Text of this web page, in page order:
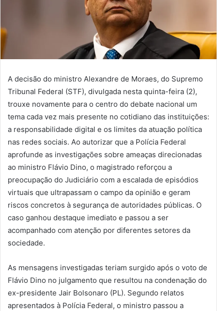
A decisão do ministro Alexandre de Moraes, do Supremo
Tribunal Federal (STF), divulgada nesta quinta-feira (2),
trouxe novamente para o centro do debate nacional um
tema cada vez mais presente no cotidiano das instituições:
a responsabilidade digital e os limites da atuação política
nas redes sociais. Ao autorizar que a Polícia Federal
aprofunde as investigações sobre ameaças direcionadas
ao ministro Flávio Dino, o magistrado reforçou a
preocupação do Judiciário com a escalada de episódios
virtuais que ultrapassam o campo da opinião e geram
riscos concretos à segurança de autoridades públicas. O
caso ganhou destaque imediato e passou a ser
acompanhado com atenção por diferentes setores da
sociedade.
As mensagens investigadas teriam surgido após o voto de
Flávio Dino no julgamento que resultou na condenação do
ex-presidente Jair Bolsonaro (PL). Segundo relatos
apresentados à Polícia Federal, o ministro passou a